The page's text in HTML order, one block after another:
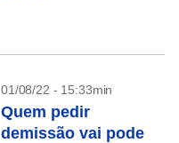
01/08/22 - 15:33min
Quem pedir
demissão vai pode